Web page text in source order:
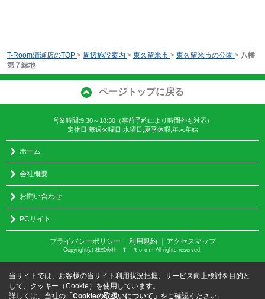
T-Room清瀬店のTOP > 周辺施設案内 > 東久留米市 > 東久留米市の公園 > 八幡
第７緑地
ページトップに戻る
営業時間:9:30～18:30（事前予約により時間外も対応）
定休日:毎週火曜日,水曜日,夏季休暇,年末年始
ホーム
会社概要
お問い合わせ
PCサイト
プライバシーポリシー ｜ 利用規約 ｜アクセスマップ
Copyright(c) 株式会社 Ｔ－Ｒｏｏｍ All rights reserved.
当サイトでは、お客様の当サイト利用状況把握、サービス向上検討を目的と
して、クッキー（Cookie）を使用しています。
詳しくは、当社の 「Cookieの取扱いについて」 をご確認ください。